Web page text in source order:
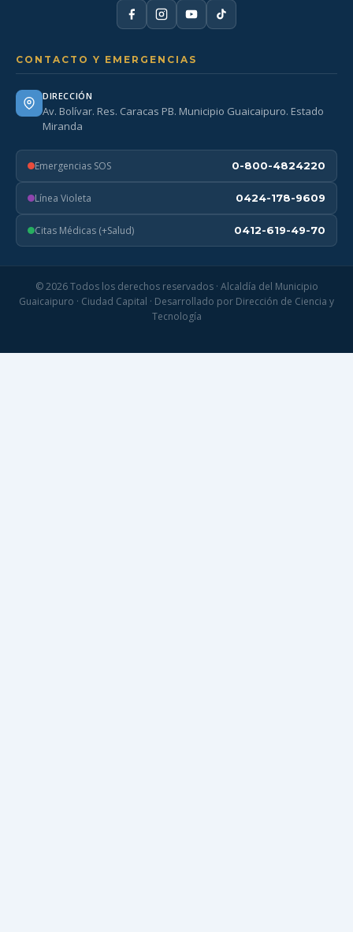
CONTACTO Y EMERGENCIAS
DIRECCIÓN
Av. Bolívar. Res. Caracas PB. Municipio Guaicaipuro. Estado
Miranda
Emergencias SOS 0-800-4824220
Línea Violeta 0424-178-9609
Citas Médicas (+Salud) 0412-619-49-70
© 2026 Todos los derechos reservados · Alcaldía del Municipio
Guaicaipuro · Ciudad Capital · Desarrollado por Dirección de Ciencia y
Tecnología